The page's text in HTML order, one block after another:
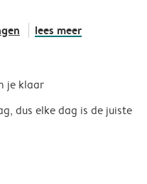
lees meer
je klaar
dus elke dag is de juiste